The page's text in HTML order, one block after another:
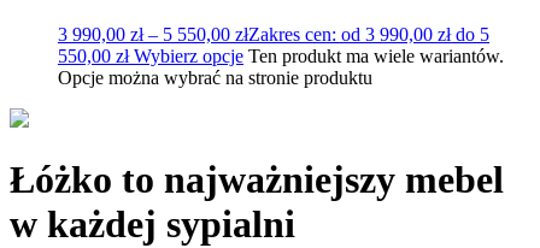
3 990,00 zł – 5 550,00 złZakres cen: od 3 990,00 zł do 5
550,00 zł Wybierz opcje Ten produkt ma wiele wariantów.
Opcje można wybrać na stronie produktu
Łóżko to najważniejszy mebel
w każdej sypialni